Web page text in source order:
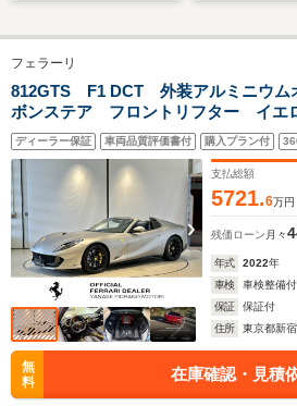
パワーシート/セーフ
ティセンス/レーダー
クルーズコントロー
ル/ハーフレザーシー
ト/禁煙車
イブレコー
ンシング 純
ンチアルミ
パドルシフ
ンエアバッグ
フェラーリ
812GTS F1 DCT 外装アルミニウ
ボンステア フロントリフター イエ
リパー チタン製エギゾースト 鍛造
レスト跳馬ステッチ プレミアムオー
ディーラー保証 車両品質評価書付 購入プラン付
支払総額
5721.6万円
残価ローン 月々
年式 2022年
車検
車検整備付
保証
保証付
住所
東京都新
無
料
在庫確認・見積